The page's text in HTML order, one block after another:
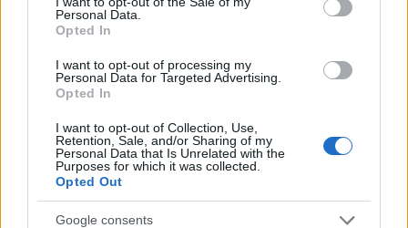
Personal Data.
Opted In
I want to opt-out of processing my
Personal Data for Targeted Advertising.
Opted In
I want to opt-out of Collection, Use,
Retention, Sale, and/or Sharing of my
Personal Data that Is Unrelated with the
Purposes for which it was collected.
Opted Out
Google consents
πολυλειτουργικός αισθητήρας της
«Ασπίδας του Αχιλλέα»
21:05